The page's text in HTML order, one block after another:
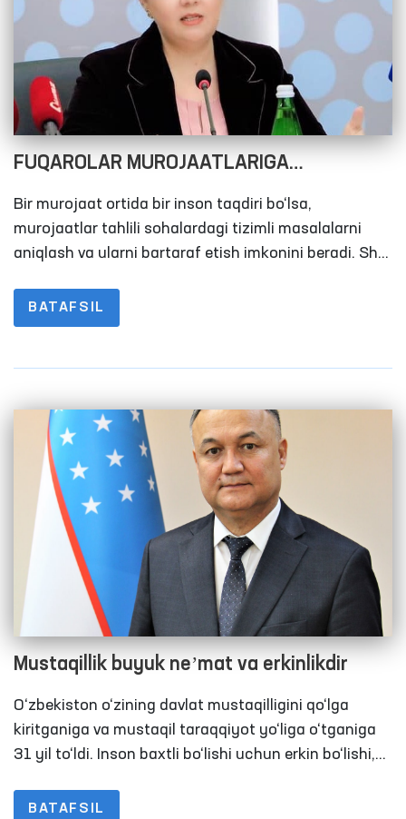
oshirilayotgan islohotlarning bardavomligini
ta’minlaydi.
FUQAROLAR MUROJAATLARIGA
YASHIRINGAN HAQIQATLAR
Bir murojaat ortida bir inson taqdiri bo‘lsa,
murojaatlar tahlili sohalardagi tizimli masalalarni
aniqlash va ularni bartaraf etish imkonini beradi. Shu
bo‘yicha vakili (ombudsman) nomiga kelib
tushayotgan murojaatlar muntazam tahlil qilinib,
BATAFSIL
Mustaqillik buyuk neʼmat va erkinlikdir
O‘zbekiston o‘zining davlat mustaqilligini qo‘lga
kiritganiga va mustaqil taraqqiyot yo‘liga o‘tganiga
31 yil to‘ldi. Inson baxtli bo‘lishi uchun erkin bo‘lishi,
Demak biz, eng avvalo, mustaqillikning mazmun-
BATAFSIL